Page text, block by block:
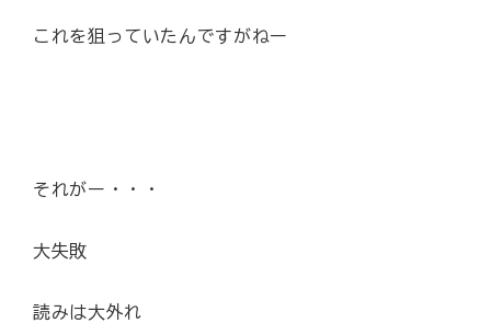
これを狙っていたんですがねー
それがー・・・
大失敗
読みは大外れ